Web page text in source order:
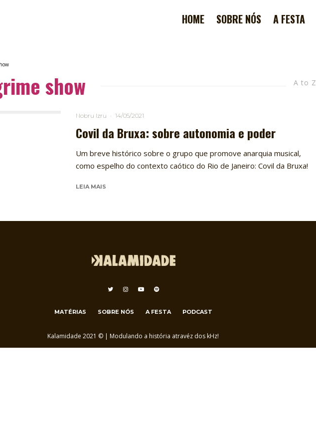
HOME SOBRE NÓS A FESTA
A to Z
show
Nobru Izru · 14/05/2021
Covil da Bruxa: sobre autonomia e poder
Um breve histórico sobre o grupo que promove anarquia musical,
como espelho do contexto caótico do Rio de Janeiro: Covil da Bruxa!
LEIA MAIS
MATÉRIAS SOBRE NÓS A FESTA PODCAST
Kalamidade 2021 © | Modulando a história atravéz dos kHz!